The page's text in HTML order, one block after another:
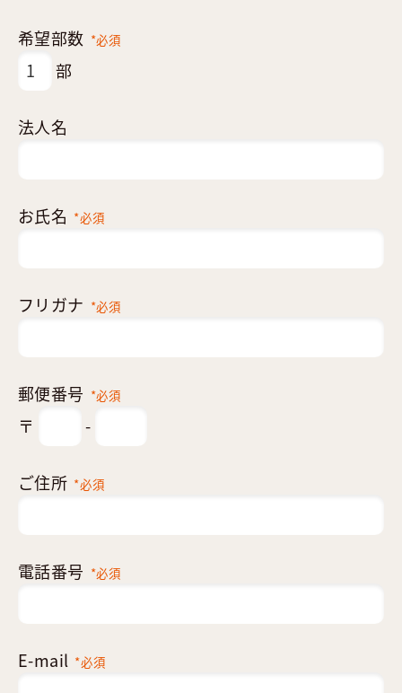
希望部数 *必須
部
法人名
お氏名 *必須
フリガナ *必須
郵便番号 *必須
〒 -
ご住所 *必須
電話番号 *必須
E-mail *必須